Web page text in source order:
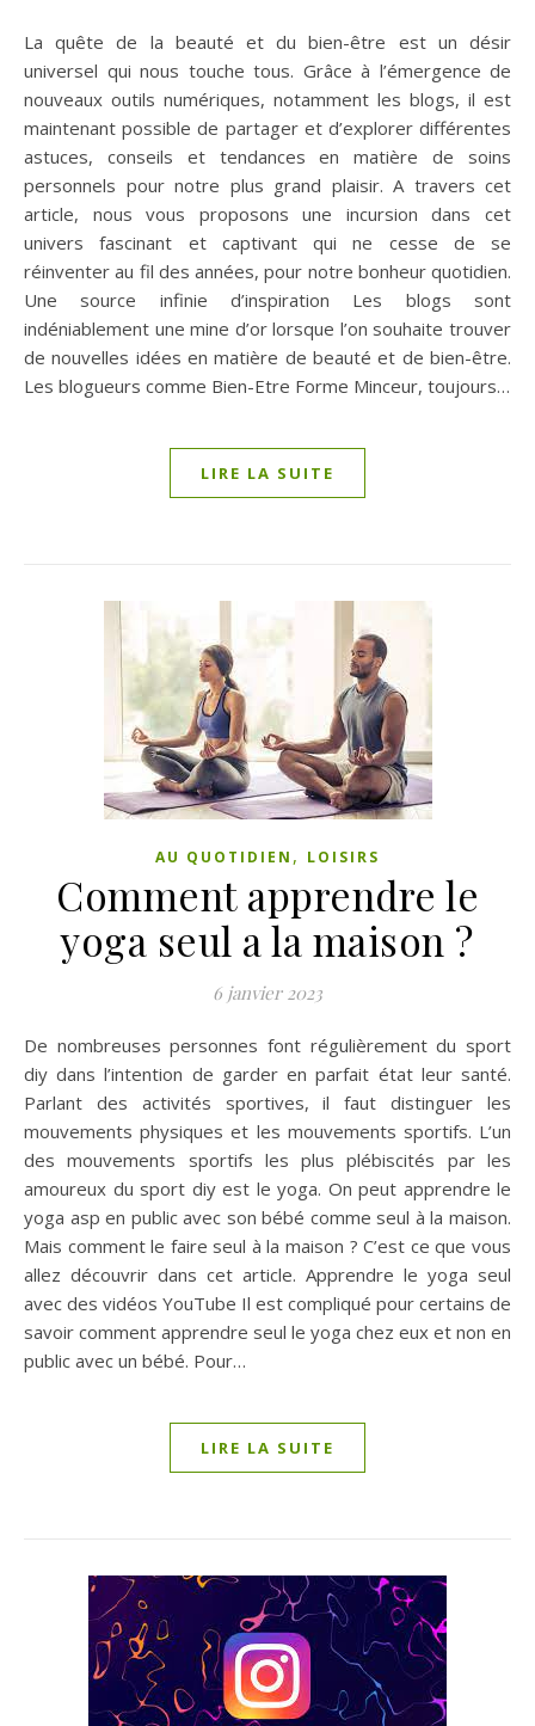
La quête de la beauté et du bien-être est un désir
universel qui nous touche tous. Grâce à l’émergence de
nouveaux outils numériques, notamment les blogs, il est
maintenant possible de partager et d’explorer différentes
astuces, conseils et tendances en matière de soins
personnels pour notre plus grand plaisir. A travers cet
article, nous vous proposons une incursion dans cet
univers fascinant et captivant qui ne cesse de se
réinventer au fil des années, pour notre bonheur quotidien.
Une source infinie d’inspiration Les blogs sont
indéniablement une mine d’or lorsque l’on souhaite trouver
de nouvelles idées en matière de beauté et de bien-être.
Les blogueurs comme Bien-Etre Forme Minceur, toujours…
LIRE LA SUITE
AU QUOTIDIEN , LOISIRS
Comment apprendre le
yoga seul a la maison ?
6 janvier 2023
De nombreuses personnes font régulièrement du sport
diy dans l’intention de garder en parfait état leur santé.
Parlant des activités sportives, il faut distinguer les
mouvements physiques et les mouvements sportifs. L’un
des mouvements sportifs les plus plébiscités par les
amoureux du sport diy est le yoga. On peut apprendre le
yoga asp en public avec son bébé comme seul à la maison.
Mais comment le faire seul à la maison ? C’est ce que vous
allez découvrir dans cet article. Apprendre le yoga seul
avec des vidéos YouTube Il est compliqué pour certains de
savoir comment apprendre seul le yoga chez eux et non en
public avec un bébé. Pour…
LIRE LA SUITE